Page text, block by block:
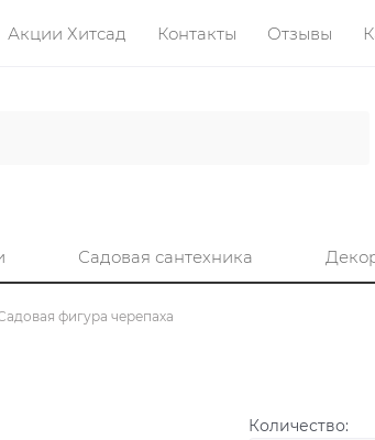
Акции Хитсад Контакты Отзывы
Садовая сантехника
фигура черепаха
Количество: